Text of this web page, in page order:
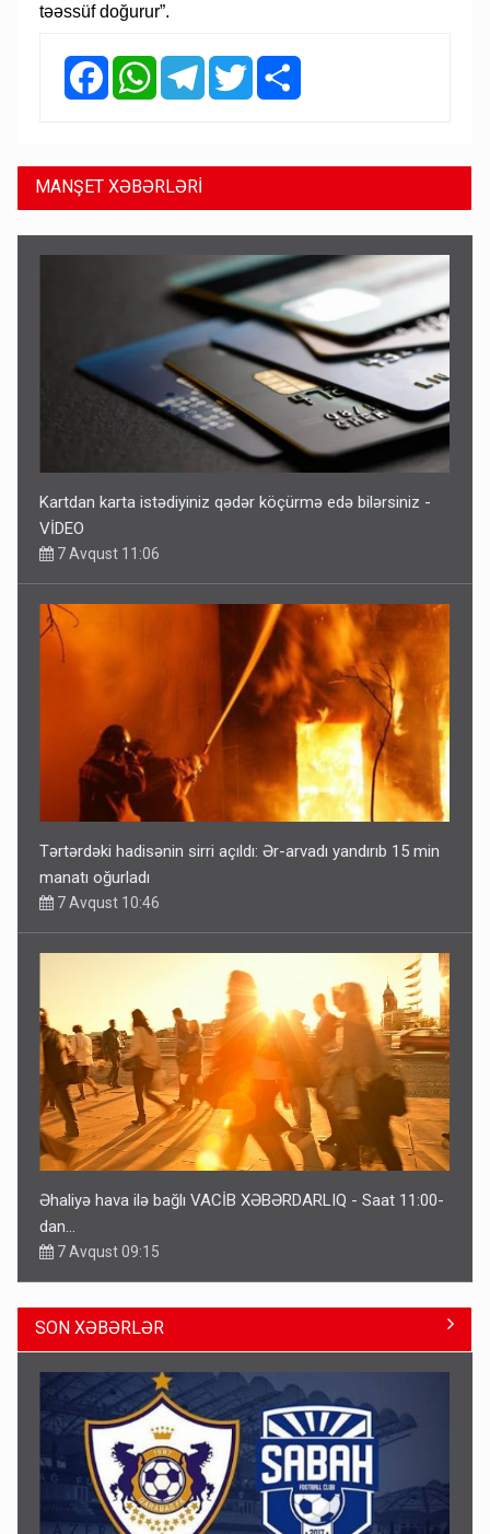
təəssüf doğurur”.
FacebookWhatsAppTelegramTwitter
MANŞET XƏBƏRLƏRİ
Kartdan karta istədiyiniz qədər köçürmə edə bilərsiniz -
VİDEO
7 Avqust 11:06
Tərtərdəki hadisənin sirri açıldı: Ər-arvadı yandırıb 15 min
manatı oğurladı
7 Avqust 10:46
Əhaliyə hava ilə bağlı VACİB XƏBƏRDARLIQ - Saat 11:00-
dan…
7 Avqust 09:15
SON XƏBƏRLƏR